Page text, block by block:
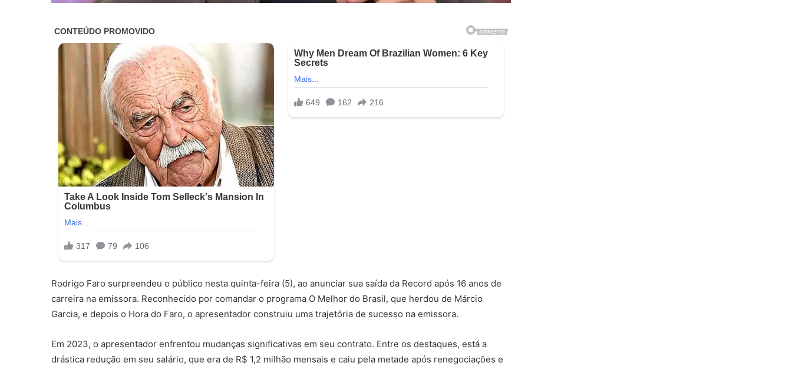
Rodrigo Faro surpreendeu o público nesta quinta-feira (5), ao anunciar sua saída da Record após 16 anos de
carreira na emissora. Reconhecido por comandar o programa O Melhor do Brasil, que herdou de Márcio
Garcia, e depois o Hora do Faro, o apresentador construiu uma trajetória de sucesso na emissora.
Em 2023, o apresentador enfrentou mudanças significativas em seu contrato. Entre os destaques, está a
drástica redução em seu salário, que era de R$ 1,2 milhão mensais e caiu pela metade após renegociações e